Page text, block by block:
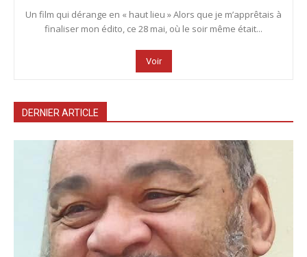
Un film qui dérange en « haut lieu » Alors que je m’apprêtais à
finaliser mon édito, ce 28 mai, où le soir même était...
Voir
DERNIER ARTICLE